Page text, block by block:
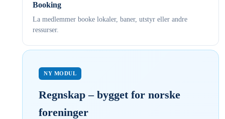
Booking
La medlemmer booke lokaler, baner, utstyr eller andre
ressurser.
NY MODUL
Regnskap – bygget for norske
foreninger